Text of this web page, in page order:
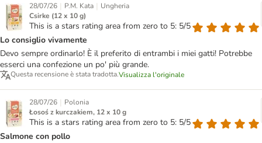
28/07/26 | P.M. Kata | Ungheria
Csirke (12 x 10 g)
This is a stars rating area from zero to 5: 5/5
Lo consiglio vivamente
Devo sempre ordinarlo! È il preferito di entrambi i miei gatti! Potrebbe
esserci una confezione un po' più grande.
Questa recensione è stata tradotta.Visualizza l'originale
28/07/26 | Polonia
Łosoś z kurczakiem, 12 x 10 g
This is a stars rating area from zero to 5: 5/5
Salmone con pollo